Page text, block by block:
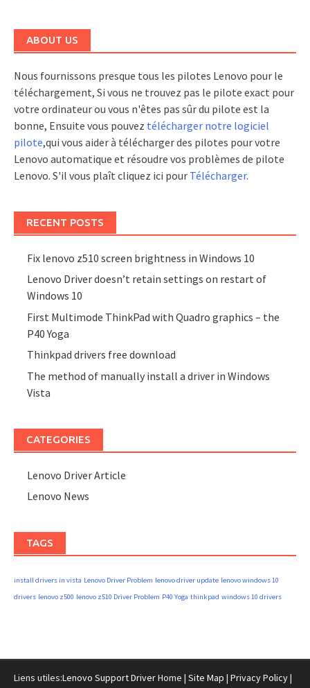
ABOUT US
Nous fournissons presque tous les pilotes Lenovo pour le
téléchargement, Si vous ne trouvez pas le pilote exact pour
votre ordinateur ou vous n'êtes pas sûr du pilote est la
bonne, Ensuite vous pouvez télécharger notre logiciel
pilote,qui vous aider à télécharger des pilotes pour votre
Lenovo automatique et résoudre vos problèmes de pilote
Lenovo. S'il vous plaît cliquez ici pour Télécharger.
RECENT POSTS
Fix lenovo z510 screen brightness in Windows 10
Lenovo Driver doesn’t retain settings on restart of
Windows 10
First Multimode ThinkPad with Quadro graphics – the
P40 Yoga
Thinkpad drivers free download
The method of manually install a driver in Windows
Vista
CATEGORIES
Lenovo Driver Article
Lenovo News
TAGS
install drivers in vista Lenovo Driver Problem lenovo driver update lenovo windows 10
drivers lenovo z500 lenovo z510 Driver Problem P40 Yoga thinkpad windows 10 drivers
Liens utiles:Lenovo Support DriverHome | Site Map | Privacy Policy|